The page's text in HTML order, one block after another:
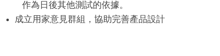
作為日後其他測試的依據。
成立用家意見群組，協助完善產品設計